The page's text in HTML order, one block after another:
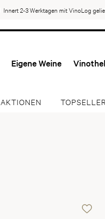
Innert 2-3 Werktagen mit VinoLog
Eigene Weine
AKTIONEN TOPSELLER